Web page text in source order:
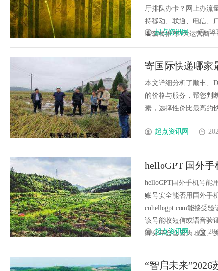
厅排队办卡？网上办流
持移动、联通、电信、
看套餐推荐4大运营商
起点资讯网
寄国际快递哪家
服务比较
本文详细分析了顺丰、
的价格与服务，帮您判
素，选择性价比最高的
起点资讯网
helloGPT 国外
helloGPT国外手机号能
账号安全能否用国外手
cnhellogpt.com能接受
该号能收短信或语音验
部分平台会因为地区、
起点资讯网
“智启未来